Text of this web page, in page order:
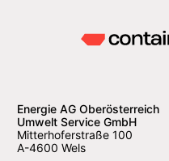
Energie AG Oberösterreich
Umwelt Service GmbH
Mitterhoferstraße 100
A-4600 Wels